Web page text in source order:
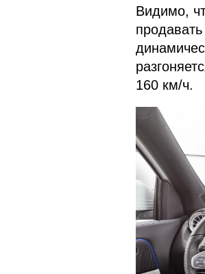
Видимо,
160 км/ч.